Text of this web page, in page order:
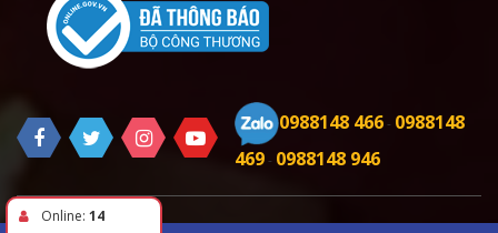
0988148 466 - 0988148
469 - 0988148 946
Online: 14